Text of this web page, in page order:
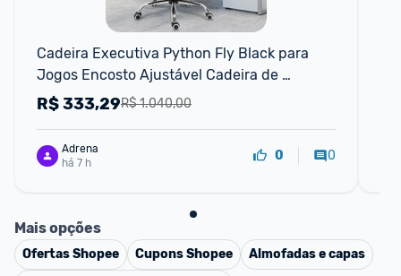
Cadeira Executiva Python Fly Black para
Jogos Encosto Ajustável Cadeira de
Escritório Cadeira de Mobiliário
R$ 1.040,00
R$333,29
Adrena
há 7 h
0 0
Mais opções
OfertasShopee CuponsShopee
Almofadas e capas